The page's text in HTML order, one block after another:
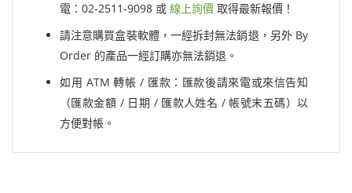
電：02-2511-9098 或 線上詢價 取得最新報價！
請注意購買盒裝軟體，一經拆封無法銷退，另外 By
Order 的產品一經訂購亦無法銷退。
如用 ATM 轉帳 / 匯款：匯款後請來電或來信告知
（匯款金額 / 日期 / 匯款人姓名 / 帳號末五碼）以
方便對帳。